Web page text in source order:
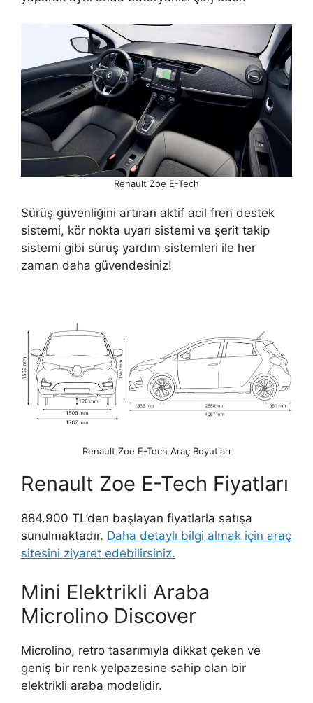
Renault Zoe E-Tech
Sürüş güvenliğini artıran aktif acil fren destek
sistemi, kör nokta uyarı sistemi ve şerit takip
sistemi gibi sürüş yardım sistemleri ile her
zaman daha güvendesiniz!
Renault Zoe E-Tech Araç Boyutları
Renault Zoe E-Tech Fiyatları
884.900 TL’den başlayan fiyatlarla satışa
sunulmaktadır. Daha detaylı bilgi almak için araç
sitesini ziyaret edebilirsiniz.
Mini Elektrikli Araba
Microlino Discover
Microlino, retro tasarımıyla dikkat çeken ve
geniş bir renk yelpazesine sahip olan bir
elektrikli araba modelidir.